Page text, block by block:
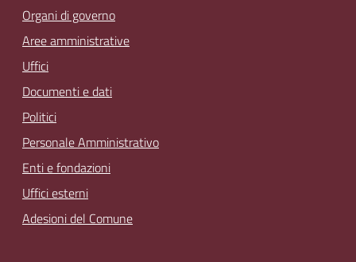
Seguici
Organi di governo
Aree amministrative
Uffici
Documenti e dati
Politici
Personale Amministrativo
Enti e fondazioni
Uffici esterni
Adesioni del Comune